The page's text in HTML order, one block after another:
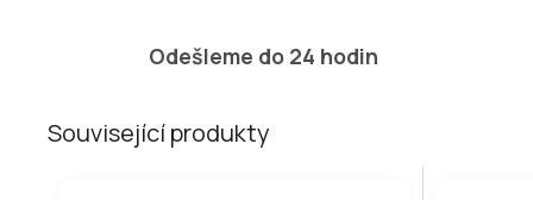
Odešleme do 24 hodin
Související produkty